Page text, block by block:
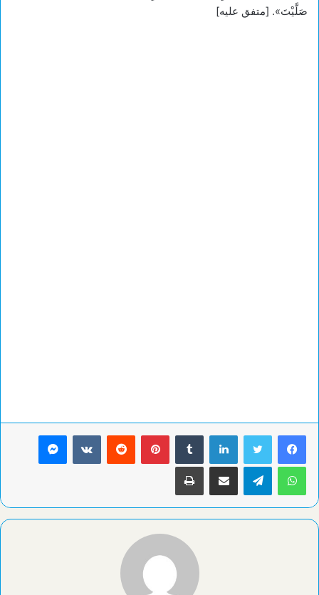
صَلَّيْتَ». [متفق عليه]
لينكدإن بينتيريست ماسنجر
واتساب تيلقرام مشاركة عبر البريد طباعة